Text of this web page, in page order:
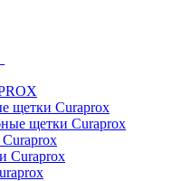
щетки Curaprox
щетки Curaprox
Curaprox